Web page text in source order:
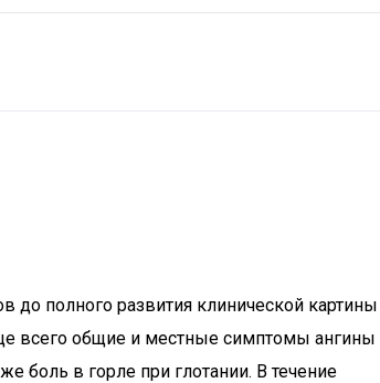
до полного развития клинической картины
всего общие и местные симптомы ангины
боль в горле при глотании. В течение